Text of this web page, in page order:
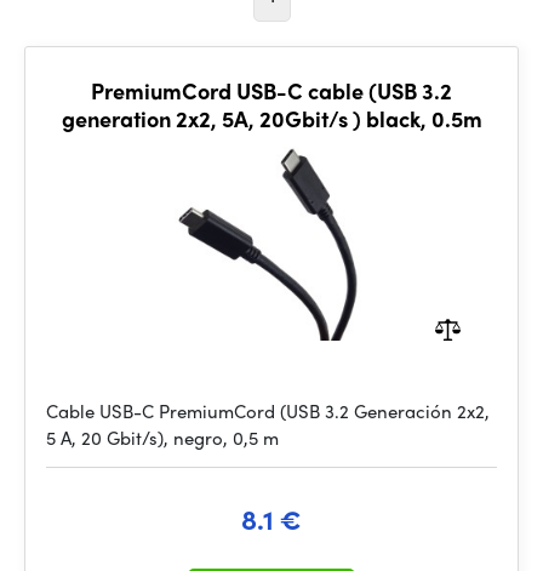
PremiumCord USB-C cable (USB 3.2
generation 2x2, 5A, 20Gbit/s ) black, 0.5m
Cable USB-C PremiumCord (USB 3.2 Generación 2x2,
5 A, 20 Gbit/s), negro, 0,5 m
8.1 €